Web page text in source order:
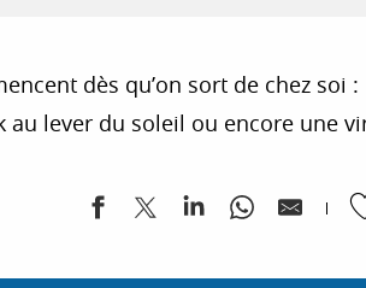
dès qu’on sort de chez
au lever du soleil ou encore une